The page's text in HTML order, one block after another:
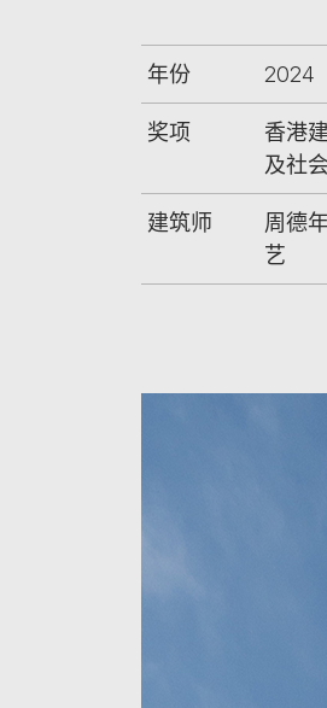
年份 2024
奖项
香港
及社
建筑师
周德
艺